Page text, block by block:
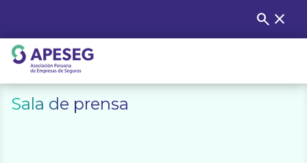
content
Buscar:
search close
APESEG
Sala de prensa